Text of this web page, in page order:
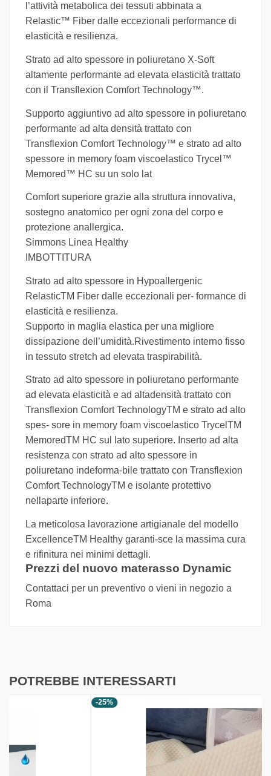
l’attività metabolica dei tessuti abbinata a
Relastic™ Fiber dalle eccezionali performance di
elasticità e resilienza.
Strato ad alto spessore in poliuretano X-Soft
altamente performante ad elevata elasticità trattato
con il Transflexion Comfort Technology™.
Supporto aggiuntivo ad alto spessore in poliuretano
performante ad alta densità trattato con
Transflexion Comfort Technology™ e strato ad alto
spessore in memory foam viscoelastico Trycel™
Memored™ HC su un solo lat
Comfort superiore grazie alla struttura innovativa,
sostegno anatomico per ogni zona del corpo e
protezione anallergica.
Simmons Linea Healthy
IMBOTTITURA
Strato ad alto spessore in Hypoallergenic
RelasticTM Fiber dalle eccezionali per- formance di
elasticità e resilienza.
Supporto in maglia elastica per una migliore
dissipazione dell’umidità.Rivestimento interno fisso
in tessuto stretch ad elevata traspirabilità.
Strato ad alto spessore in poliuretano performante
ad elevata elasticità e ad altadensità trattato con
Transflexion Comfort TechnologyTM e strato ad alto
spes- sore in memory foam viscoelastico TrycelTM
MemoredTM HC sul lato superiore. Inserto ad alta
resistenza con strato ad alto spessore in
poliuretano indeforma-bile trattato con Transflexion
Comfort TechnologyTM e isolante protettivo
nellaparte inferiore.
La meticolosa lavorazione artigianale del modello
ExcellenceTM Healthy garanti-sce la massima cura
e rifinitura nei minimi dettagli.
Prezzi del nuovo materasso Dynamic
Contattaci per un preventivo o vieni in negozio a
Roma
POTREBBE INTERESSARTI